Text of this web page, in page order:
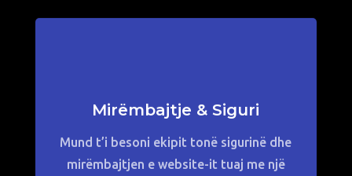
Mirëmbajtje & Siguri
Mund t’i besoni ekipit tonë sigurinë dhe
mirëmbajtjen e website-it tuaj me një